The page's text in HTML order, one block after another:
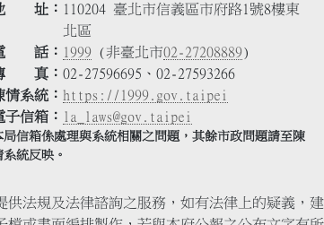
址
110204 臺北市信義區市府路1號8樓東
北區
話
1999 (非臺北市02-27208889)
真
02-27596695、02-27593266
情系統
https://1999.gov.taipei
子信箱
la_laws@gov.taipei
局信箱係處理與系統相關之問題，其餘市政問題請至陳
系統反映。
法規及法律諮詢之服務，如有法律上的疑義，